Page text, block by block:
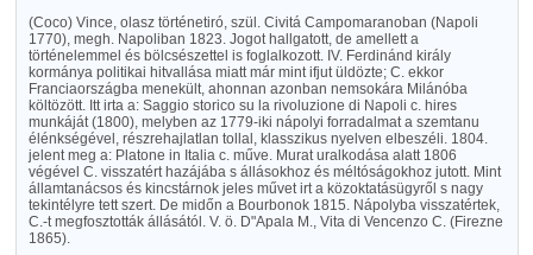
(Coco) Vince, olasz történetiró, szül. Civitá Campomaranoban (Napoli
1770), megh. Napoliban 1823. Jogot hallgatott, de amellett a
történelemmel és bölcsészettel is foglalkozott. IV. Ferdinánd király
kormánya politikai hitvallása miatt már mint ifjut üldözte; C. ekkor
Franciaországba menekült, ahonnan azonban nemsokára Milánóba
költözött. Itt irta a: Saggio storico su la rivoluzione di Napoli c. hires
munkáját (1800), melyben az 1779-iki nápolyi forradalmat a szemtanu
élénkségével, részrehajlatlan tollal, klasszikus nyelven elbeszéli. 1804.
jelent meg a: Platone in Italia c. műve. Murat uralkodása alatt 1806
végével C. visszatért hazájába s állásokhoz és méltóságokhoz jutott. Mint
államtanácsos és kincstárnok jeles művet irt a közoktatásügyről s nagy
tekintélyre tett szert. De midőn a Bourbonok 1815. Nápolyba visszatértek,
C.-t megfosztották állásától. V. ö. D"Apala M., Vita di Vencenzo C. (Firezne
1865).